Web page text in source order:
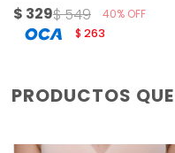
$ 329$549 40
$ 263
PRODUCTOS